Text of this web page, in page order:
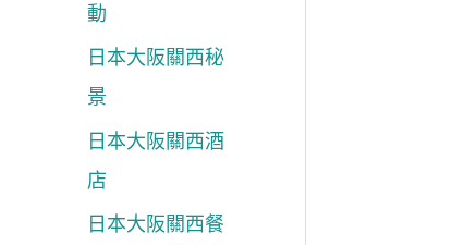
動
日本大阪關西秘
景
日本大阪關西酒
店
日本大阪關西餐